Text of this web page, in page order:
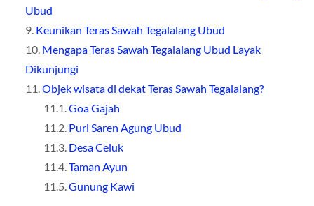
Ubud
Keunikan Teras Sawah Tegalalang Ubud
Mengapa Teras Sawah Tegalalang Ubud Layak
Dikunjungi
Objek wisata di dekat Teras Sawah Tegalalang?
Goa Gajah
Puri Saren Agung Ubud
Desa Celuk
Taman Ayun
Gunung Kawi